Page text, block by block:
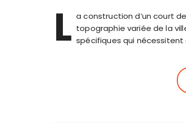
L a construction d’un court
topographie variée de la
spécifiques qui